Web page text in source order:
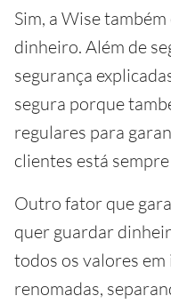
Sim, a Wise
dinheiro. Além de
segurança
segura porque
regulares para
clientes está
Outro fator que
quer guardar
todos os valores
renomadas,